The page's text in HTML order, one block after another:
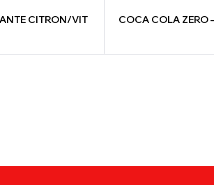
CITRON/VIT COCA COLA ZERO